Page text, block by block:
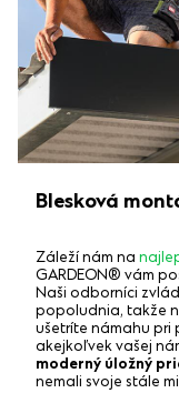
Blesková
Záleží nám na
GARDEON® vám
Naši odborníci
popoludnia, takže
ušetríte námahu pri
akejkoľvek vašej
moderný úložný
nemali svoje stále